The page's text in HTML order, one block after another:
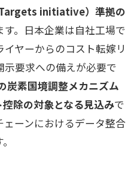
initiative）準拠の
す。日本企業は自社工場で
ヤーからのコスト転嫁リ
要求への備えが必要で
炭素国境調整メカニズム
控除の対象となる見込みで
ーンにおけるデータ整合